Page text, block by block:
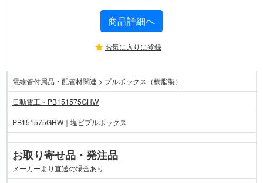
商品詳細へ
お気に入りに登録
電線管付属品・配管材関連 > プルボックス（樹脂製）
日動電工・PB151575GHW
PB151575GHW｜塩ビプルボックス
お取り寄せ品・発注品
メーカーより直送の場合あり